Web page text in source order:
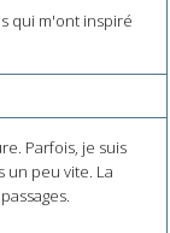
qui m'ont inspiré
Parfois, je suis
un peu vite. La